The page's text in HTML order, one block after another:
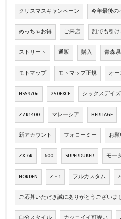
クリスマスキャンペーン 今年最後の
めっちゃお得 ご来店 誰でも引
ストリート 通販 購入 青森県
モトマップ モトマップ正規 オ
HSS970n 250EXCF シックスデイズ
ZZR1400 マレーシア HERITAGE
新アカウント フォローミー お
ZX‐6R 600 SUPERDUKER モー
NORDEN Z－1 フルカスタム
ご応募いただき誠にありがとうございま